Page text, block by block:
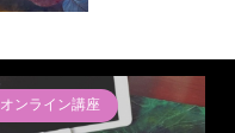
オンライン講座